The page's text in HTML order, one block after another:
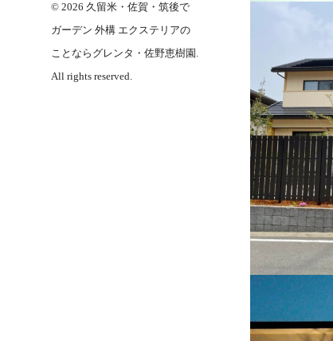
© 2026 久留米・佐賀・筑後で
ガーデン 外構 エクステリアの
ことならグレンタ・佐野恵樹園.
All rights reserved.